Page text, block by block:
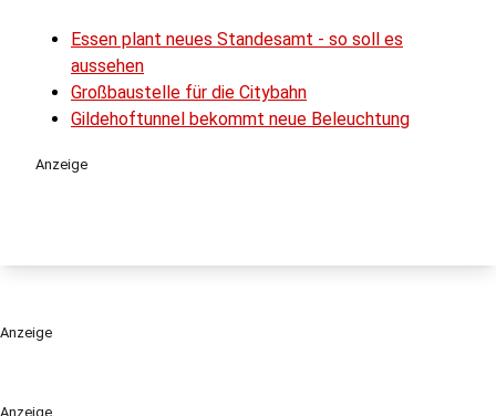
Anzeige
Essen plant neues Standesamt - so soll es
aussehen
Großbaustelle für die Citybahn
Gildehoftunnel bekommt neue Beleuchtung
Anzeige
Anzeige